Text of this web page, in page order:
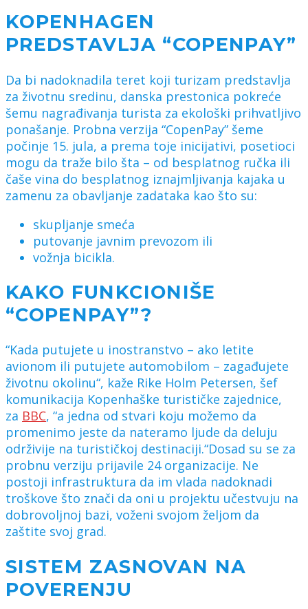
KOPENHAGEN
PREDSTAVLJA “COPENPAY”
Da bi nadoknadila teret koji turizam predstavlja
za životnu sredinu, danska prestonica pokreće
šemu nagrađivanja turista za ekološki prihvatljivo
ponašanje. Probna verzija “CopenPay” šeme
počinje 15. jula, a prema toje inicijativi, posetioci
mogu da traže bilo šta – od besplatnog ručka ili
čaše vina do besplatnog iznajmljivanja kajaka u
zamenu za obavljanje zadataka kao što su:
skupljanje smeća
putovanje javnim prevozom ili
vožnja bicikla.
KAKO FUNKCIONIŠE
“COPENPAY”?
“Kada putujete u inostranstvo – ako letite
avionom ili putujete automobilom – zagađujete
životnu okolinu“, kaže Rike Holm Petersen, šef
komunikacija Kopenhaške turističke zajednice,
za BBC, “a jedna od stvari koju možemo da
promenimo jeste da nateramo ljude da deluju
održivije na turističkoj destinaciji.“Dosad su se za
probnu verziju prijavile 24 organizacije. Ne
postoji infrastruktura da im vlada nadoknadi
troškove što znači da oni u projektu učestvuju na
dobrovoljnoj bazi, voženi svojom željom da
zaštite svoj grad.
SISTEM ZASNOVAN NA
POVERENJU